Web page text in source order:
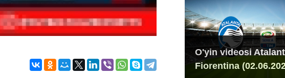
O'yin videosi
Fiorentina